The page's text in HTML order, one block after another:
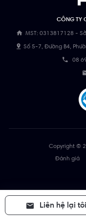
Liên hệ lại tôi
CÔNG TY
MST: 0313817128 -
Số 5-7, Đường B4,
08
Copyright ©
Đánh giá